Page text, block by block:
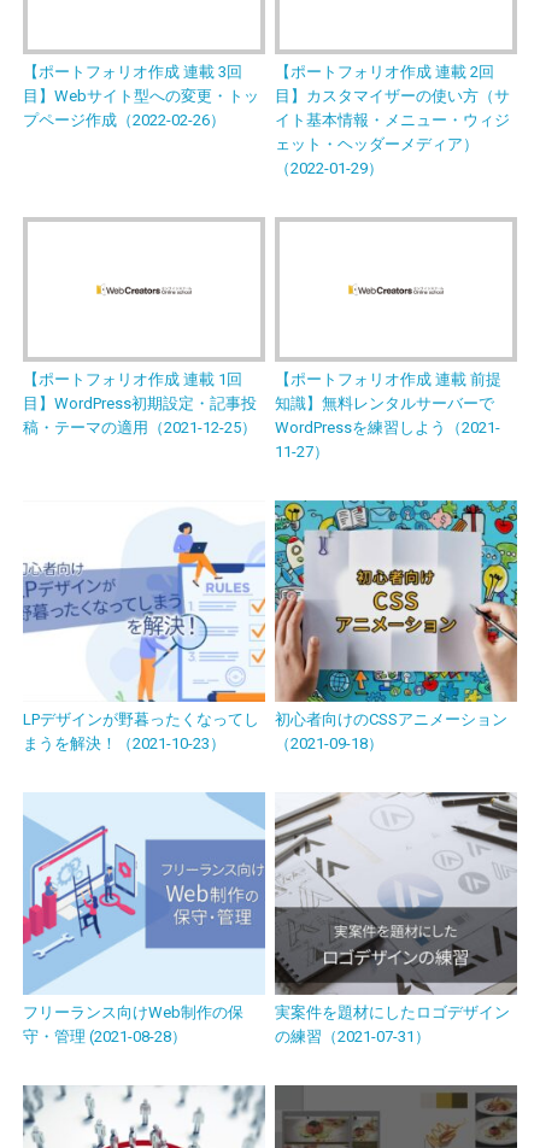
【ポートフォリオ作成 連載 3回
目】Webサイト型への変更・トッ
プページ作成（2022-02-26）
【ポートフォリオ作成 連載 2回
目】カスタマイザーの使い方（サ
イト基本情報・メニュー・ウィジ
ェット・ヘッダーメディア）
（2022-01-29）
【ポートフォリオ作成 連載 1回
目】WordPress初期設定・記事投
稿・テーマの適用（2021-12-25）
【ポートフォリオ作成 連載 前提
知識】無料レンタルサーバーで
WordPressを練習しよう（2021-
11-27）
LPデザインが野暮ったくなってし
まうを解決！（2021-10-23）
初心者向けのCSSアニメーション
（2021-09-18）
フリーランス向けWeb制作の保
守・管理 (2021-08-28）
実案件を題材にしたロゴデザイン
の練習（2021-07-31）